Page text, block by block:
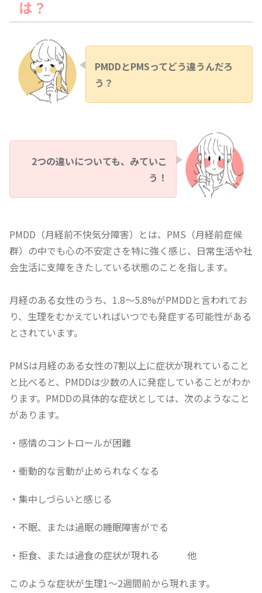
は？
PMDDとPMSってどう違うんだろ
う？
2つの違いについても、みていこ
う！
PMDD（月経前不快気分障害）とは、PMS（月経前症候
群）の中でも心の不安定さを特に強く感じ、日常生活や社
会生活に支障をきたしている状態のことを指します。
月経のある女性のうち、1.8〜5.8%がPMDDと言われてお
り、生理をむかえていればいつでも発症する可能性がある
とされています。
PMSは月経のある女性の7割以上に症状が現れていること
と比べると、PMDDは少数の人に発症していることがわか
ります。PMDDの具体的な症状としては、次のようなこと
があります。
・感情のコントロールが困難
・衝動的な言動が止められなくなる
・集中しづらいと感じる
・不眠、または過眠の睡眠障害がでる
・拒食、または過食の症状が現れる 他
このような症状が生理1〜2週間前から現れます。